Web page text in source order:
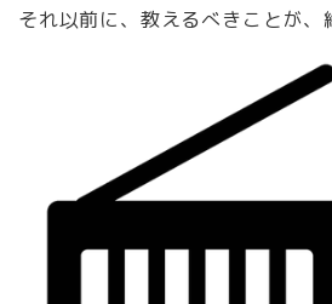
それ以前に、教えるべきことが、